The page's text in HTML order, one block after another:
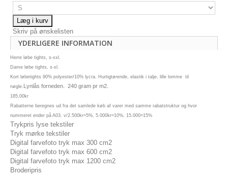
Læg i kurv
Skriv på ønskelisten
YDERLIGERE INFORMATION
Herre løbe tights, s-xxl.
Dame løbe tights, s-xl.
Kort løbetights 90% polyester/10% lycra. Hurtigtørende, elastik i talje, lille lomme til
nøgle. Lynlås forneden. 240 gram pr m2.
185,00kr
Rabatterne beregnes ud fra det samlede køb af varer med samme rabatstruktur og hvor
nummeret ender på A03. v/2.500kr=5%, 5.000kr=10%, 15.000=15%
Trykpris lyse tekstiler
Tryk mørke tekstiler
Digital farvefoto tryk max 300 cm2
Digital farvefoto tryk max 600 cm2
Digital farvefoto tryk max 1200 cm2
Broderipris